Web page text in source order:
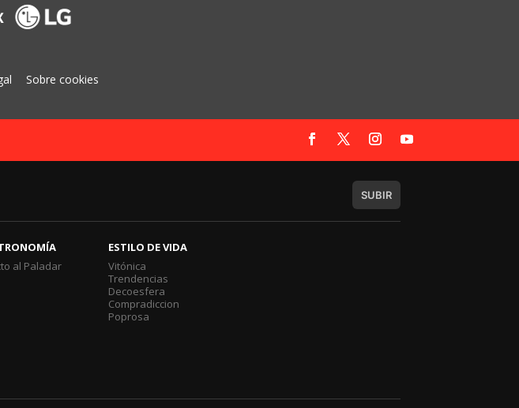
Sobre cookies
SUBIR
al Paladar
ESTILO DE VIDA
Vitónica
Trendencias
Decoesfera
Compradiccion
Poprosa